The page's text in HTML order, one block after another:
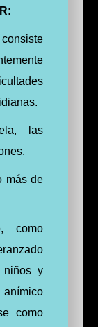
las
más de
como
niños y
como